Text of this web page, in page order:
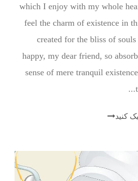
which I enjoy with my whole
feel the charm of existence in
created for the bliss of
happy, my dear friend, so
sense of mere tranquil
کنید